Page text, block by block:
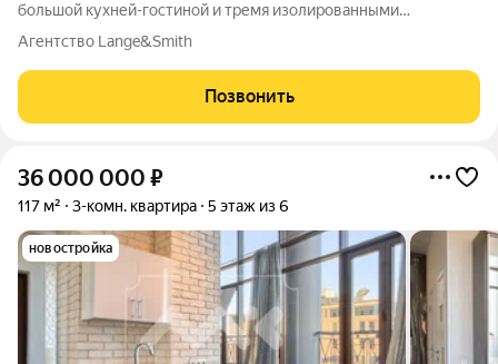
большой кухней-гостиной и тремя изолированными
комнатами общей площадью 84.6 м2 в новом жилом
комплексе, в зеленом квартале на Лиговском проспекте.
Цельный, обжитый квартал с развитой
Агентство Lange&Smith
Позвонить
36 000 000 ₽
117 м² 3-комн. квартира 5 этаж из 6
новостройка